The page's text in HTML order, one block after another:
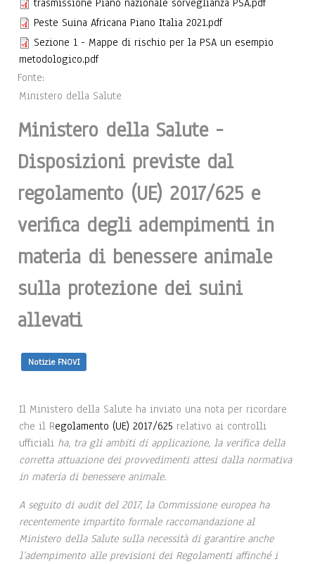
Peste Suina Africana Piano Italia 2021.pdf
Sezione 1 - Mappe di rischio per la PSA un esempio
metodologico.pdf
Fonte:
Ministero della Salute
Ministero della Salute -
Disposizioni previste dal
regolamento (UE) 2017/625 e
verifica degli adempimenti in
materia di benessere animale
sulla protezione dei suini
allevati
Notizie FNOVI
Il Ministero della Salute ha inviato una nota per ricordare
che il Regolamento (UE) 2017/625 relativo ai controlli
ufficiali ha, tra gli ambiti di applicazione, la verifica della
corretta attuazione dei provvedimenti attesi dalla normativa
in materia di benessere animale.
A seguito di audit del 2017, la Commissione europea ha
recentemente impartito formale raccomandazione al
Ministero della Salute sulla necessità di garantire anche
l’adempimento alle previsioni dei Regolamenti affinché i